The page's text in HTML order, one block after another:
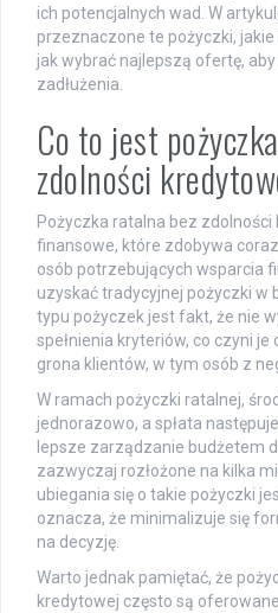
ich potencjalnych wad. W
przeznaczone te pożyczki,
jak wybrać najlepszą ofertę,
zadłużenia.
Co to jest
zdolności
Pożyczka ratalna bez
finansowe, które zdobywa
osób potrzebujących wsparcia
uzyskać tradycyjnej pożyczki w
typu pożyczek jest fakt, że nie
spełnienia kryteriów, co czyni
grona klientów, w tym osób z
W ramach pożyczki ratalnej,
jednorazowo, a spłata
lepsze zarządzanie budżetem
zazwyczaj rozłożone na kilka
ubiegania się o takie pożyczki
oznacza, że minimalizuje się
na decyzję.
Warto jednak pamiętać, że
kredytowej często są